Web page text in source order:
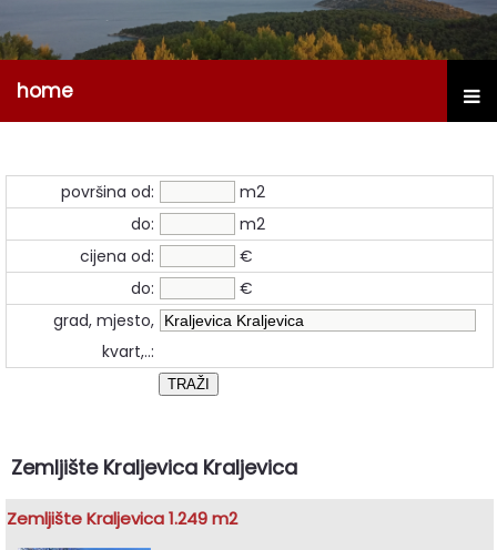
home
površina od:
m2
do:
m2
cijena od:
€
do:
€
grad, mjesto,
kvart,..:
Zemljište Kraljevica Kraljevica
Zemljište Kraljevica 1.249 m2